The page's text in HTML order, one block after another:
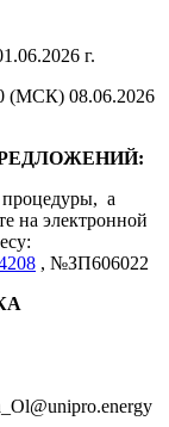
г.
(МСК) 08.06.2026
процедуры, а
на электронной
, №ЗП606022